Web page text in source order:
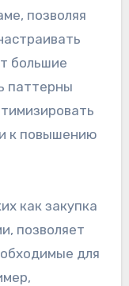
позволяя
большие
паттерны
к повышению
как закупка
позволяет
для